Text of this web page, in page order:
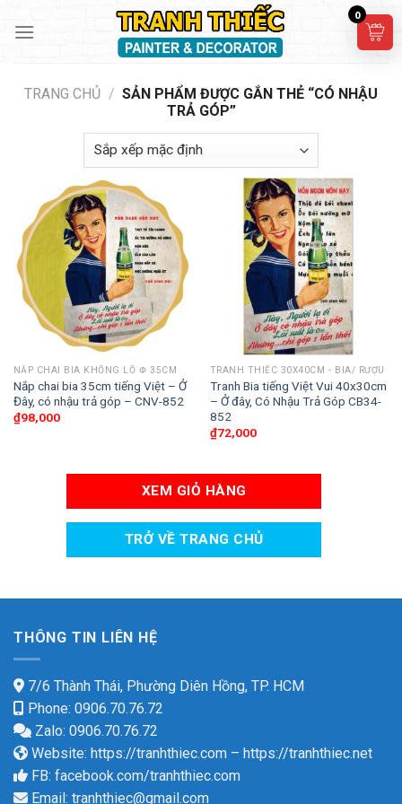
TRANG CHỦ / SẢN PHẨM ĐƯỢC GẮN THẺ “CÓ NHẬU
TRẢ GÓP”
NẮP CHAI BIA KHỔNG LỒ Փ 35CM
Nắp chai bia 35cm tiếng Việt – Ở
Đây, có nhậu trả góp – CNV-852
₫98,000
TRANH THIẾC 30X40CM - BIA/ RƯỢU
Tranh Bia tiếng Việt Vui 40x30cm
– Ở đây, Có Nhậu Trả Góp CB34-
852
₫72,000
XEM GIỎ HÀNG
TRỞ VỀ TRANG CHỦ
THÔNG TIN LIÊN HỆ
7/6 Thành Thái, Phường Diên Hồng, TP. HCM
Phone: 0906.70.76.72
Zalo: 0906.70.76.72
Website: https://tranhthiec.com – https://tranhthiec.net
FB: facebook.com/tranhthiec.com
Email: tranhthiec@gmail.com
0